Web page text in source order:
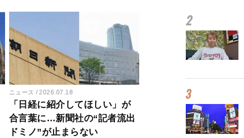
ニュース 2026.07.18
「日経に紹介してほしい」が
合言葉に…新聞社の“記者流出
ドミノ”が止まらない